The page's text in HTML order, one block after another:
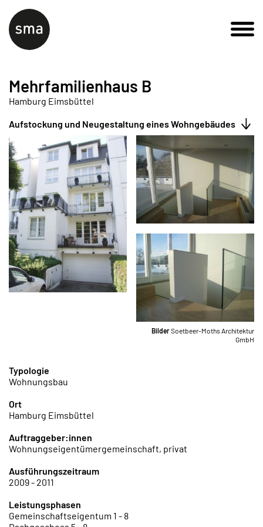
Mehrfamilienhaus B
Hamburg Eimsbüttel
Aufstockung und Neugestaltung eines Wohngebäudes
BilderSoetbeer-Moths Architektur
GmbH
Typologie
Wohnungsbau
Ort
Hamburg Eimsbüttel
Auftraggeber:innen
Wohnungseigentümergemeinschaft, privat
Ausführungszeitraum
2009 - 2011
Leistungsphasen
Gemeinschaftseigentum 1 - 8